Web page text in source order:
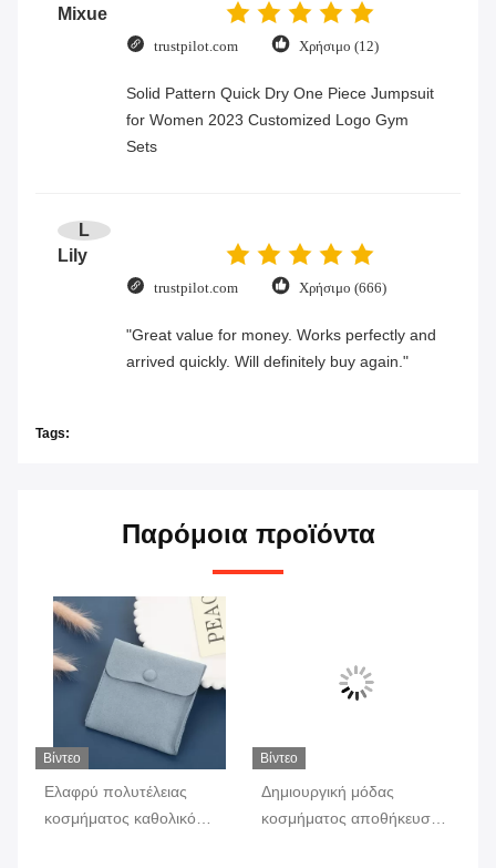
Mixue
trustpilot.com Χρήσιμο (12)
Solid Pattern Quick Dry One Piece Jumpsuit
for Women 2023 Customized Logo Gym
Sets
L
Lily
trustpilot.com Χρήσιμο (666)
"Great value for money. Works perfectly and
arrived quickly. Will definitely buy again."
Tags:
Παρόμοια προϊόντα
Βίντεο
Ελαφρύ πολυτέλειας
κοσμήματος καθολικό
Βίντεο
Δημιουργική μόδας
κοσμήματος αποθήκευσης